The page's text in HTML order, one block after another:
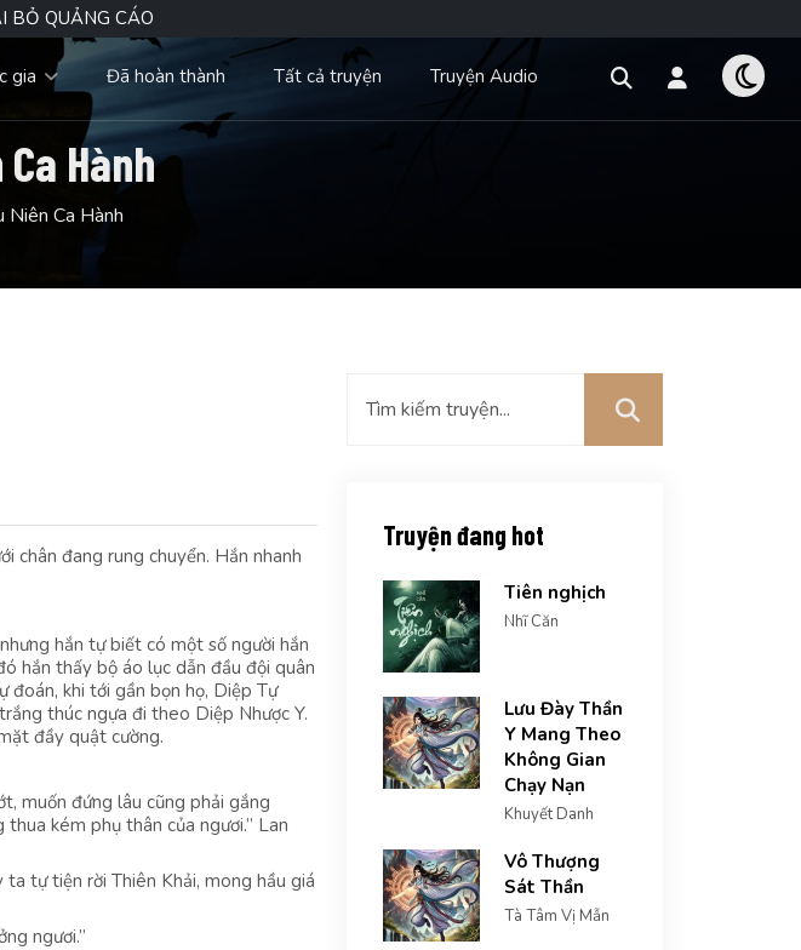
BỎ QUẢNG CÁO
gia Đã hoàn thành Tất cả truyện Truyện Audio
Hành
Niên Ca Hành
chân đang rung chuyển. Hắn nhanh
hắn tự biết có một số người hắn
hắn thấy bộ áo lục dẫn đầu đội quân
khi tới gần bọn họ, Diệp Tự
thúc ngựa đi theo Diệp Nhược Y.
đầy quật cường.
muốn đứng lâu cũng phải gắng
kém phụ thân của ngươi.” Lan
tự tiện rời Thiên Khải, mong hầu giá
ngươi.”
Truyện đang hot
Tiên nghịch
Nhĩ Căn
Lưu Đày Thần
Y Mang Theo
Không Gian
Chạy Nạn
Khuyết Danh
Vô Thượng
Sát Thần
Tà Tâm Vị Mẫn